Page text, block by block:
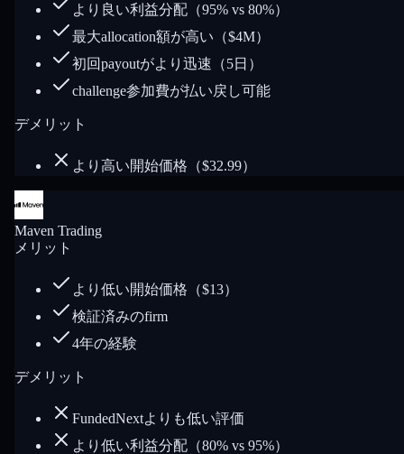
より良い利益分配（95% vs 80%）
最大allocation額が高い（$4M）
初回payoutがより迅速（5日）
challenge参加費が払い戻し可能
デメリット
より高い開始価格（$32.99）
Maven Trading
メリット
より低い開始価格（$13）
検証済みのfirm
4年の経験
デメリット
FundedNextよりも低い評価
より低い利益分配（80% vs 95%）